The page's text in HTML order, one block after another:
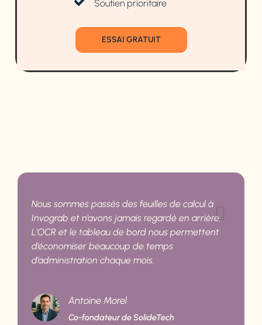
Soutien prioritaire
ESSAI GRATUIT
Nous sommes passés des feuilles de calcul à
Invograb et n’avons jamais regardé en arrière.
L’OCR et le tableau de bord nous permettent
d’économiser beaucoup de temps
d’administration chaque mois.
Antoine Morel
Co-fondateur de SolideTech